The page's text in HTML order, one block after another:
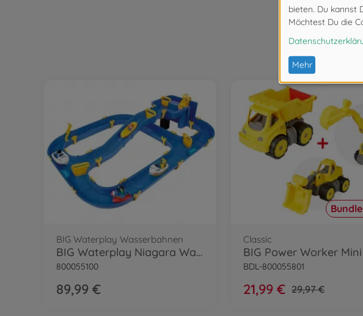
Wird oft
BIG Waterplay Wasserbahnen
BIG Waterplay Niagara Wasserbahn
800055100
89,99 €
Classic
BDL-800055801
21,99 € 29,97 €